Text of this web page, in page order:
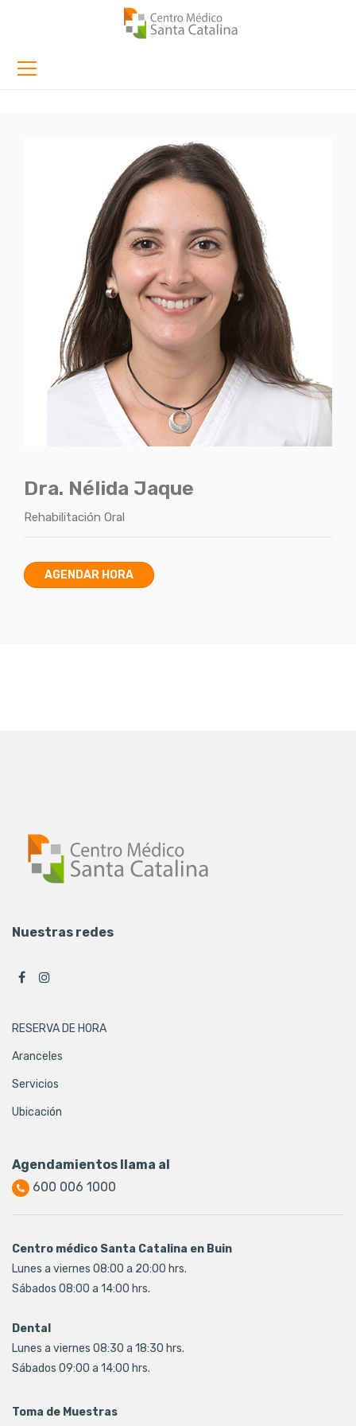
Dra. Nélida Jaque
Rehabilitación Oral
AGENDAR HORA
Nuestras redes
RESERVA DE HORA
Aranceles
Servicios
Ubicación
Agendamientos llama al
600 006 1000
Centro médico Santa Catalina en Buin
Lunes a viernes 08:00 a 20:00 hrs.
Sábados 08:00 a 14:00 hrs.
Dental
Lunes a viernes 08:30 a 18:30 hrs.
Sábados 09:00 a 14:00 hrs.
Toma de Muestras